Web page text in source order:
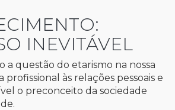
INEVITÁVEL
a questão do etarismo na nossa
profissional às relações pessoais e
o preconceito da sociedade